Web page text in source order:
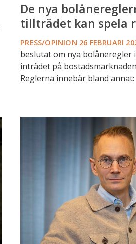
De nya
tillträdet kan spela
PRESS/OPINION 26 FEBRUARI
beslutat om nya bolåneregler
inträdet på
Reglerna innebär bland annat:
bolånemarknaden